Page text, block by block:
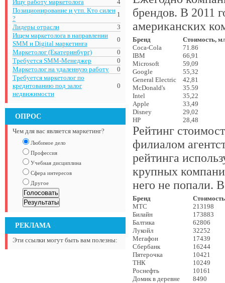
Ищу работу маркетолога
4
Позиционирование и утп. Кто силен
?
1
Лидеры отрасли
3
Ищем маркетолога в направлении
SMM и Digital маркетинга
0
Маркетолог (Екатеринбург)
0
Требуется SMM-Менеджер
0
Маркетолог на удаленную работу
0
Требуется маркетолог по
кредитованию под залог
недвижимости
0
ОПРОС
Чем для вас является маркетинг?
Любимое дело
Профессия
Учебная дисциплина
Сфера интересов
Другое
РЕКЛАМА
Эти ссылки могут быть вам полезны:
брендов. В 2011
американских
Бренд
Стоимость,
Coca-Cola
71.86
IBM
66,91
Microsoft
59,09
Google
55,32
General Electric
42,81
McDonald's
35.59
Intel
35,22
Apple
33,49
Disney
29,02
HP
28,48
Рейтинг
филиалом
рейтинга
крупных
него не попали. В
Бренд
МТС
213198
Билайн
173883
Балтика
62806
Лукойл
32252
Мегафон
17439
Сбербанк
16244
Пятерочка
10421
ТНК
10249
Роснефть
10161
Домик в деревне
8490